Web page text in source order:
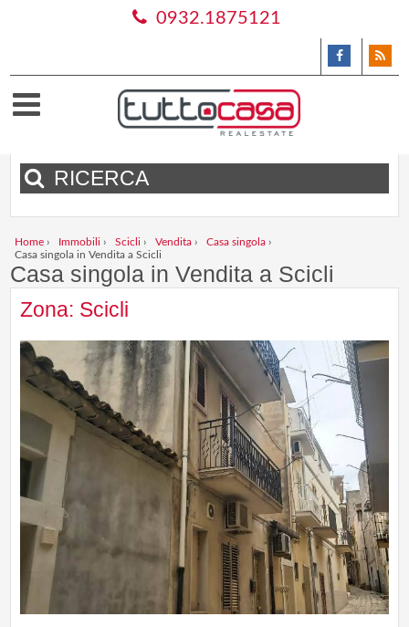
0932.1875121
RICERCA
Home › Immobili › Scicli › Vendita › Casa singola ›
Casa singola in Vendita a Scicli
Casa singola in Vendita a Scicli
Zona: Scicli